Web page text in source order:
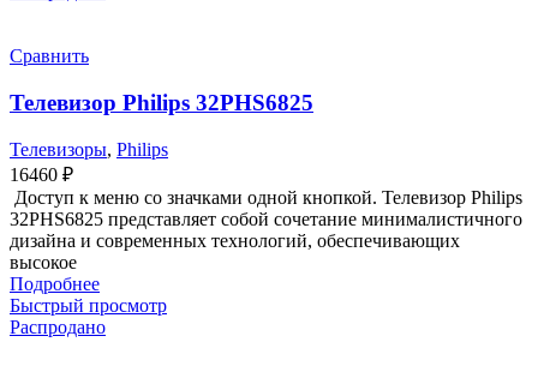
Сравнить
Телевизор Philips 32PHS6825
Телевизоры, Philips
16460 ₽
Доступ к меню со значками одной кнопкой. Телевизор Philips
32PHS6825 представляет собой сочетание минималистичного
дизайна и современных технологий, обеспечивающих
высокое
Подробнее
Быстрый просмотр
Распродано